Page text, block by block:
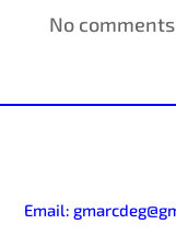
No
Email: